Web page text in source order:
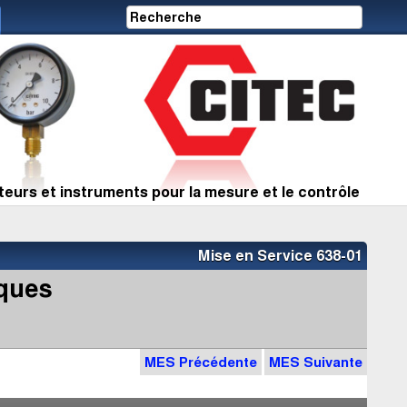
et instruments pour la mesure et le contrôle
Mise en Service 638-01
MES Précédente MES Suivante